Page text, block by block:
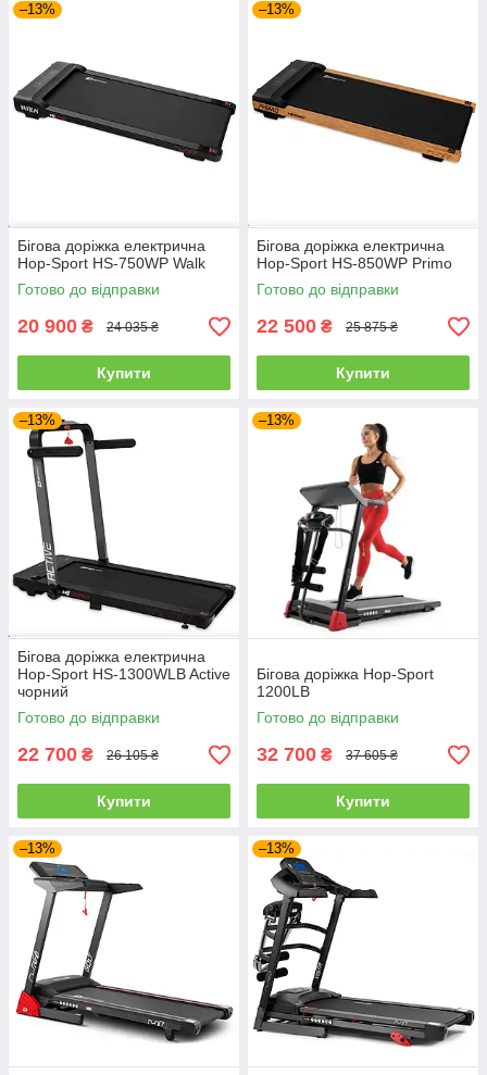
–13%
Бігова доріжка електрична
Hop-Sport HS-750WP Walk
Готово до відправки
20 900 ₴ 24 035 ₴
Купити
–13%
Бігова доріжка електрична
Hop-Sport HS-850WP Primo
Готово до відправки
22 500 ₴ 25 875 ₴
Купити
–13%
Бігова доріжка електрична
Hop-Sport HS-1300WLB Active
чорний
Готово до відправки
22 700 ₴ 26 105 ₴
Купити
–13%
Бігова доріжка Hop-Sport
1200LB
Готово до відправки
32 700 ₴ 37 605 ₴
Купити
–13% –13%